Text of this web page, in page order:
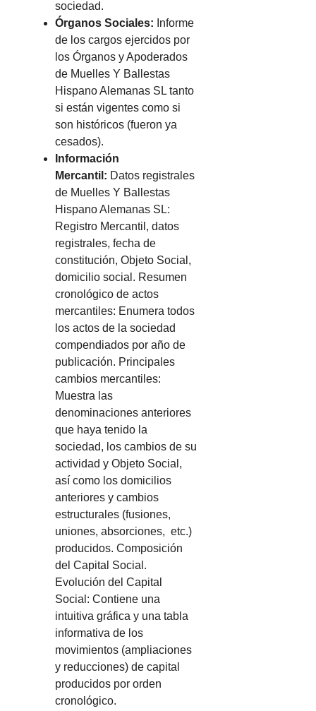
sociedad.
Órganos Sociales: Informe
de los cargos ejercidos por
los Órganos y Apoderados
de Muelles Y Ballestas
Hispano Alemanas SL tanto
si están vigentes como si
son históricos (fueron ya
cesados).
Información
Mercantil: Datos registrales
de Muelles Y Ballestas
Hispano Alemanas SL:
Registro Mercantil, datos
registrales, fecha de
constitución, Objeto Social,
domicilio social. Resumen
cronológico de actos
mercantiles: Enumera todos
los actos de la sociedad
compendiados por año de
publicación. Principales
cambios mercantiles:
Muestra las
denominaciones anteriores
que haya tenido la
sociedad, los cambios de su
actividad y Objeto Social,
así como los domicilios
anteriores y cambios
estructurales (fusiones,
uniones, absorciones, etc.)
producidos. Composición
del Capital Social.
Evolución del Capital
Social: Contiene una
intuitiva gráfica y una tabla
informativa de los
movimientos (ampliaciones
y reducciones) de capital
producidos por orden
cronológico.